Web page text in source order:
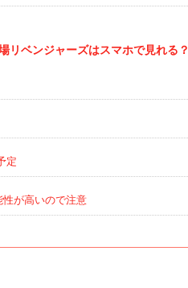
リベンジャーズはスマホで見れる？
定
が高いので注意